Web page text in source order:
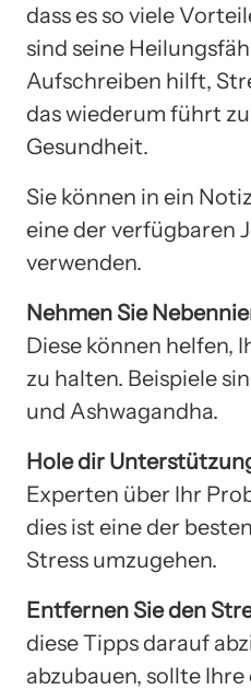
dass es so viele
sind seine
Aufschreiben hilft,
das wiederum führt
Gesundheit.
Sie können in ein
eine der verfügbaren
verwenden.
Nehmen Sie
Diese können helfen,
zu halten. Beispiele
und Ashwagandha.
Hole dir
Experten über Ihr
dies ist eine der
Stress umzugehen.
Entfernen Sie den
diese Tipps darauf
abzubauen, sollte